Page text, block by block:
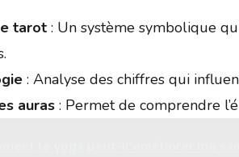
tarot : Un système symbolique
: Analyse des chiffres qui
auras : Permet de comprendre